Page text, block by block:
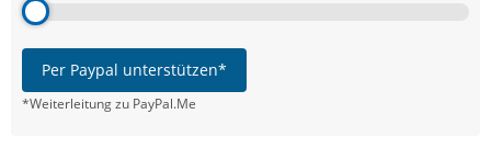
Per Paypal unterstützen*
*Weiterleitung zu PayPal.Me